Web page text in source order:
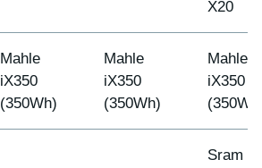
X20
Mahle
iX350
(350Wh)
Mahle
iX350
(350Wh)
Mahle
iX350
Sram